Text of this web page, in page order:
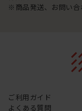
※商品発送、お問い合
ご利用ガイド
よくある質問